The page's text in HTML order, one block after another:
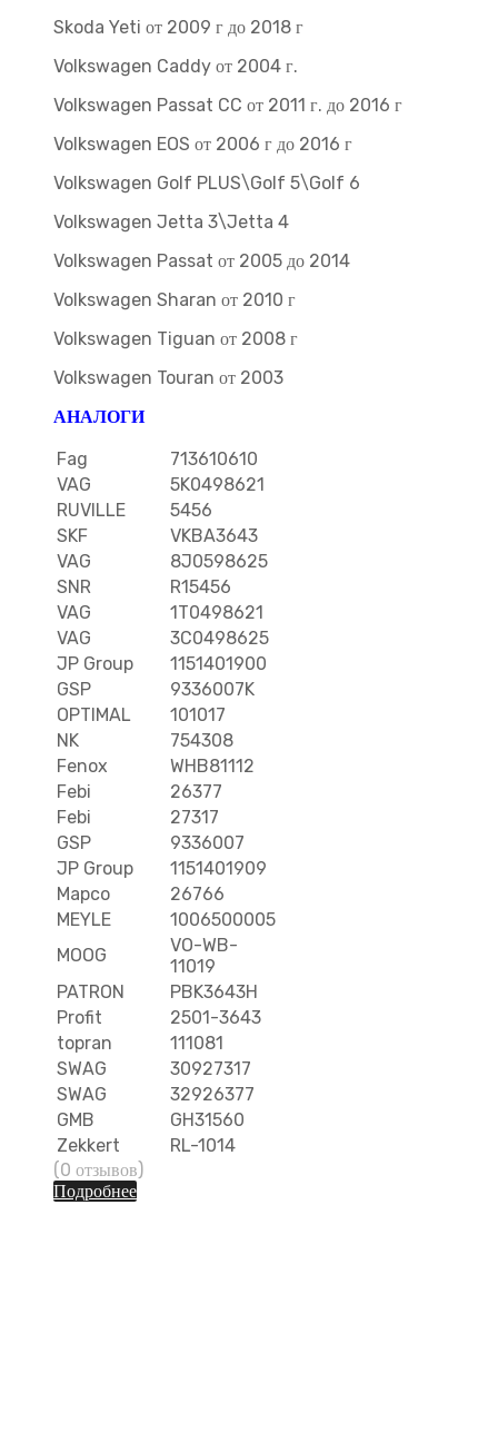
Skoda Yeti от 2009 г до 2018 г
Volkswagen Caddy от 2004 г.
Volkswagen Passat CC от 2011 г. до 2016 г
Volkswagen EOS от 2006 г до 2016 г
Volkswagen Golf PLUS\Golf 5\Golf 6
Volkswagen Jetta 3\Jetta 4
Volkswagen Passat от 2005 до 2014
Volkswagen Sharan от 2010 г
Volkswagen Tiguan от 2008 г
Volkswagen Touran от 2003
АНАЛОГИ
Fag
713610610
VAG
5K0498621
RUVILLE
5456
SKF
VKBA3643
VAG
8J0598625
SNR
R15456
VAG
1T0498621
VAG
3C0498625
JP Group
1151401900
GSP
9336007K
OPTIMAL
101017
NK
754308
Fenox
WHB81112
Febi
26377
Febi
27317
GSP
9336007
JP Group
1151401909
Mapco
26766
MEYLE
1006500005
MOOG
VO-WB-
11019
PATRON
PBK3643H
Profit
2501-3643
topran
111081
SWAG
30927317
SWAG
32926377
GMB
GH31560
Zekkert
RL-1014
(0 отзывов)
Подробнее